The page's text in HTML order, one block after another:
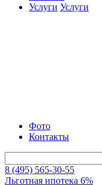
Услуги Услуги
Фото
Контакты
8 (495) 565-30-55
Льготная ипотека 6%